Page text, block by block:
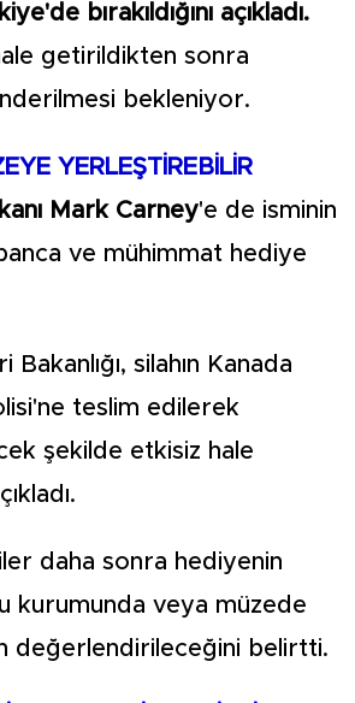
bırakıldığını açıkladı.
getirildikten sonra
bekleniyor.
YERLEŞTİREBİLİR
Mark Carney'e de isminin
ve mühimmat hediye
Bakanlığı, silahın Kanada
teslim edilerek
şekilde etkisiz hale
daha sonra hediyenin
kurumunda veya müzede
değerlendirileceğini belirtti.